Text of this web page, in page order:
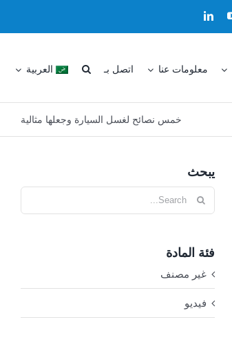
معلومات عنا اتصل بـ العربية
خمس نصائح لغسل السيارة وجعلها مثالية
يبحث
for:
فئة المادة
غير مصنف
فيديو